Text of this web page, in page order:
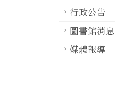
行政公告
圖書館消息
媒體報導